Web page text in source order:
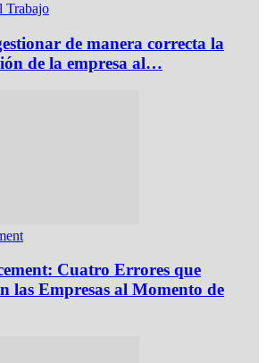
Trabajo
de manera correcta la
de la empresa al…
Cuatro Errores que
las Empresas al Momento de